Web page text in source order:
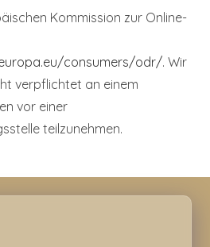
Kommission zur Online-
consumers/odr/. Wir
verpflichtet an einem
vor einer
teilzunehmen.